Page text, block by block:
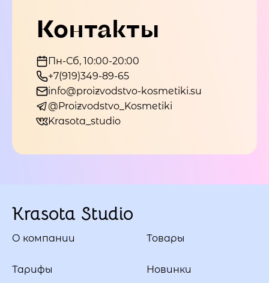
Контакты
Пн-Сб, 10:00-20:00
+7(919)349-89-65
info@proizvodstvo-kosmetiki.su
@Proizvodstvo_Kosmetiki
Krasota_studio
Krasota Studio
О компании Товары
Тарифы Новинки